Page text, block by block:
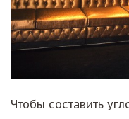
Чтобы составить